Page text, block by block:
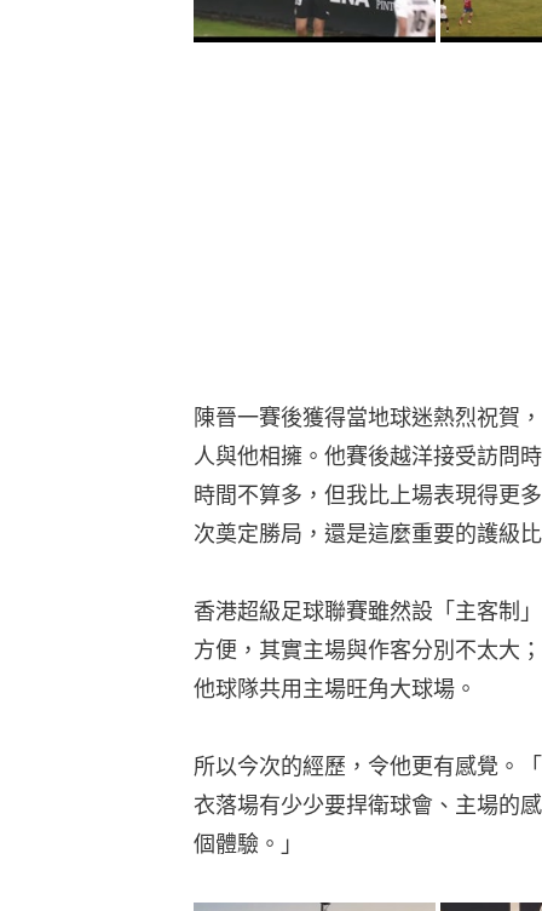
陳晉一賽後獲得當地球迷熱烈祝賀
人與他相擁。他賽後越洋接受訪問
時間不算多，但我比上場表現得更
次奠定勝局，還是這麼重要的護級
香港超級足球聯賽雖然設「主客制
方便，其實主場與作客分別不太大
他球隊共用主場旺角大球場。
所以今次的經歷，令他更有感覺。
衣落場有少少要捍衛球會、主場的
個體驗。」